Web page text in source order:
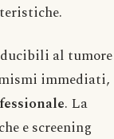
al tumore
immediati,
. La
e screening